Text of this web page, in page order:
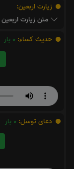
زیارت اربعین:
متن زیارت اربعین
حدیث کساء: 0 بار
دعای توسل: 0 بار